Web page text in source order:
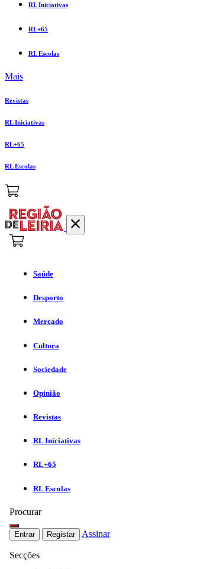
RL Iniciativas
RL+65
RL Escolas
Mais
Revistas
RL Iniciativas
RL+65
RL Escolas
Saúde
Desporto
Mercado
Cultura
Sociedade
Opinião
Revistas
RL Iniciativas
RL+65
RL Escolas
Procurar
Entrar Registar Assinar
Secções